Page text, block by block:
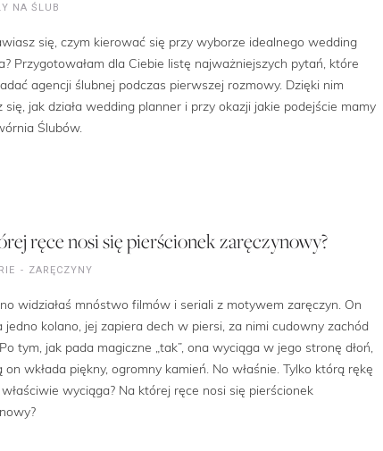
NA ŚLUB
się, czym kierować się przy wyborze idealnego wedding
Przygotowałam dla Ciebie listę najważniejszych pytań, które
agencji ślubnej podczas pierwszej rozmowy. Dzięki nim
się, jak działa wedding planner i przy okazji jakie podejście mamy
Ślubów.
ręce nosi się pierścionek zaręczynowy?
ZARĘCZYNY
widziałaś mnóstwo filmów i seriali z motywem zaręczyn. On
jedno kolano, jej zapiera dech w piersi, za nimi cudowny zachód
tym, jak pada magiczne „tak”, ona wyciąga w jego stronę dłoń,
on wkłada piękny, ogromny kamień. No właśnie. Tylko którą rękę
wyciąga? Na której ręce nosi się pierścionek